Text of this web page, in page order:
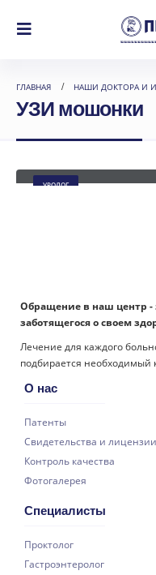
ГЛАВНАЯ НАШИ ДОКТОРА И
УЗИ мошонки
УРОЛОГ
Обращение в наш центр -
заботящегося о своем
Лечение для каждого
подбирается необходимый
О нас
Патенты
Свидетельства и лицензии
Контроль качества
Фотогалерея
Специалисты
Проктолог
Гастроэнтеролог